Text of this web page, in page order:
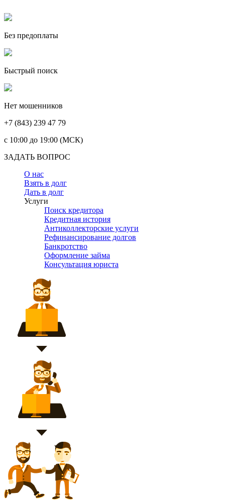
Без предоплаты
Быстрый поиск
Нет мошенников
+7 (843) 239 47 79
c 10:00 до 19:00 (МСК)
ЗАДАТЬ ВОПРОС
О нас
Взять в долг
Дать в долг
Услуги
Поиск кредитора
Кредитная история
Антиколлекторские услуги
Рефинансирование долгов
Банкротство
Оформление займа
Консультация юриста